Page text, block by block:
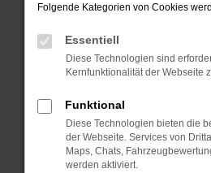
Prüfe deine
Manche Erweiterungen,
können das Laden
verhindern. Funktioniert
Fenster?
Starte dein Gerät neu.
Das kann manchmal
Probleme zu beheben.
Folgende Kategorien von Cookies
Essentiell
Diese Technologien sind
Kernfunktionalität der Webseite
Funktional
Diese Technologien bieten die
der Webseite. Services von
Maps, Chats,
werden aktiviert.